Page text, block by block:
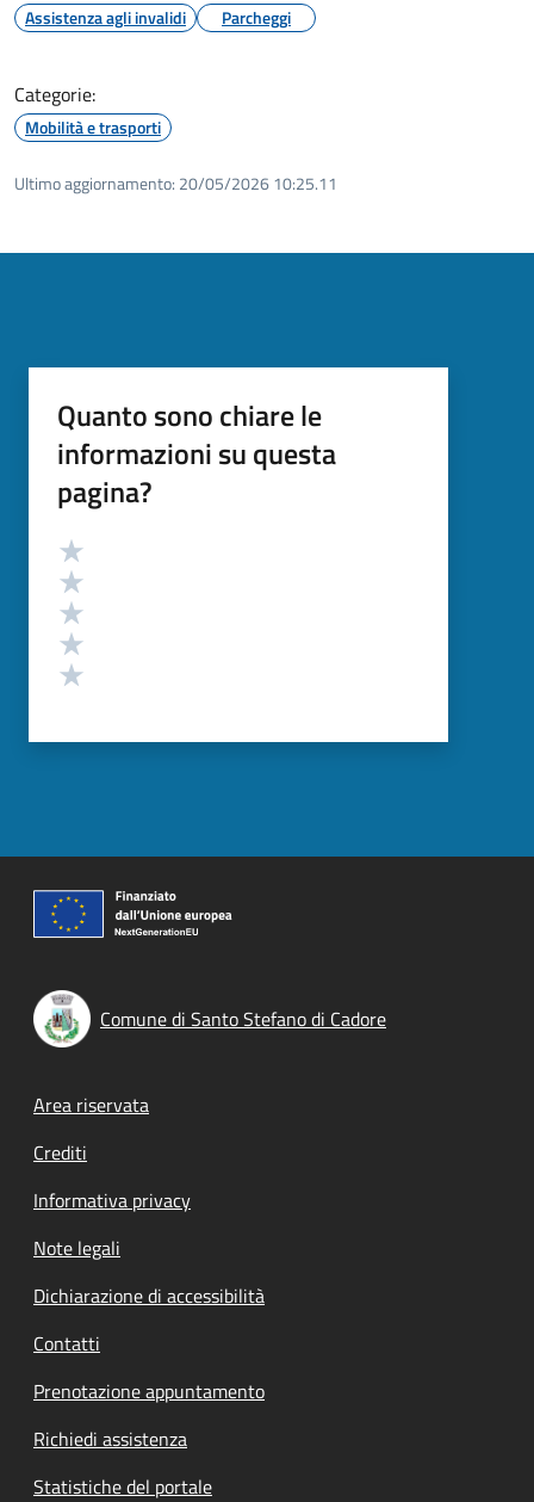
Assistenza agli invalidi Parcheggi
Categorie:
Mobilità e trasporti
Ultimo aggiornamento: 20/05/2026 10:25.11
Quanto sono chiare le
informazioni su questa
pagina?
Valutazione
Comune di Santo Stefano di Cadore
Footer menu
Area riservata
Crediti
Informativa privacy
Note legali
Dichiarazione di accessibilità
Contatti
Prenotazione appuntamento
Richiedi assistenza
Statistiche del portale